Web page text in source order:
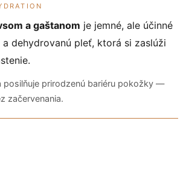
a gaštanom je jemné, ale účinné
dehydrovanú pleť, ktorá si zaslúži
posilňuje prirodzenú bariéru pokožky —
začervenania.